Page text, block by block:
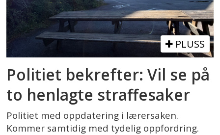
PLUSS
Politiet bekrefter: Vil se på
to henlagte straffesaker
Politiet med oppdatering i lærersaken.
Kommer samtidig med tydelig oppfordring.